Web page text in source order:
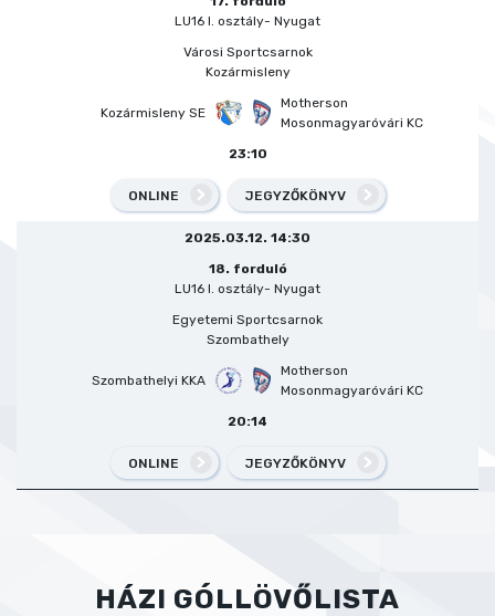
LU16 I. osztály- Nyugat
Városi Sportcsarnok
Kozármisleny
Kozármisleny SE
Motherson
Mosonmagyaróvári KC
23:10
ONLINE JEGYZŐKÖNYV
2025.03.12. 14:30
18. forduló
LU16 I. osztály- Nyugat
Egyetemi Sportcsarnok
Szombathely
Szombathelyi KKA
Motherson
Mosonmagyaróvári KC
20:14
ONLINE JEGYZŐKÖNYV
HÁZI GÓLLÖVŐLISTA